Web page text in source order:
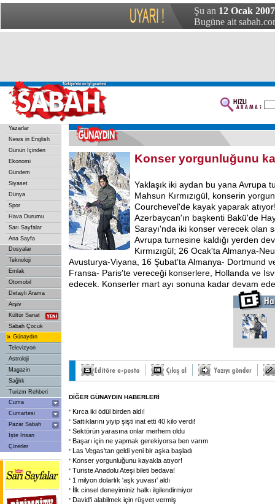
Şu an 12 Ocak
Bugüne ait
Yazarlar
News in English
Günün İçinden
Ekonomi
Gündem
Siyaset
Dünya
Spor
Hava Durumu
Sarı Sayfalar
Ana Sayfa
Dosyalar
Teknoloji
Emlak
Otomobil
Detaylı Arama
Arşiv
Kültür Sanat
Sabah Çocuk
» Günaydın
Televizyon
Astroloji
Magazin
Sağlık
Turizm Rehberi
Cuma
Cumartesi
Pazar Sabah
İşte İnsan
Çizerler
Konser yorgunluğunu
Yaklaşık iki aydan bu yana Avrupa
Mahsun Kırmızıgül, konserin
Courchevel'de kayak yaparak
Azerbaycan'ın başkenti Bakü'de
Sarayı'nda iki konser verecek olan
Avrupa turnesine kaldığı yerden
Kırmızıgül; 26 Ocak'ta Almanya-
Avusturya-Viyana, 16 Şubat'ta Almanya- Dortmund
Fransa- Paris'te vereceği konserlere, Hollanda ve
edecek. Konserler mart ayı sonuna kadar devam
DİĞER GÜNAYDIN HABERLERİ
Kırca iki ödül birden aldı!
Sattıklarını yiyip şişti inat etti 40 kilo verdi!
Sektörün yarasına onlar merhem oldu
Başarı için ne yapmak gerekiyorsa ben varım
Las Vegas'tan geldi yeni bir aşka başladı
Konser yorgunluğunu kayakla atıyor!
Turiste Anadolu Ateşi bileti bedava!
1 milyon dolarlık 'aşk yuvası' aldı
İlk cinsel deneyiminiz halkı ilgilendirmiyor
David'i alabilmek için rüşvet vermiş